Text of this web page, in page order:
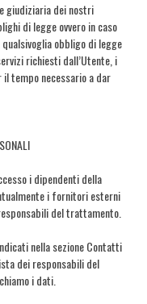
giudiziaria dei nostri
di legge ovvero in caso
obbligo di legge
richiesti dall’Utente, i
tempo necessario a dar
i dipendenti della
i fornitori esterni
del trattamento.
nella sezione Contatti
dei responsabili del
i dati.